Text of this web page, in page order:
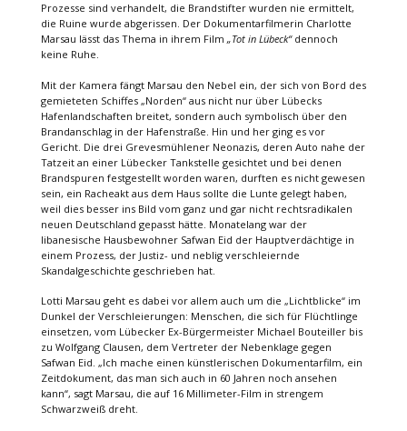
Prozesse sind verhandelt, die Brandstifter wurden nie ermittelt,
die Ruine wurde abgerissen. Der Dokumentarfilmerin Charlotte
Marsau lässt das Thema in ihrem Film „Tot in Lübeck“dennoch
keine Ruhe.
Mit der Kamera fängt Marsau den Nebel ein, der sich von Bord des
gemieteten Schiffes „Norden“ aus nicht nur über Lübecks
Hafenlandschaften breitet, sondern auch symbolisch über den
Brandanschlag in der Hafenstraße. Hin und her ging es vor
Gericht. Die drei Grevesmühlener Neonazis, deren Auto nahe der
Tatzeit an einer Lübecker Tankstelle gesichtet und bei denen
Brandspuren festgestellt worden waren, durften es nicht gewesen
sein, ein Racheakt aus dem Haus sollte die Lunte gelegt haben,
weil dies besser ins Bild vom ganz und gar nicht rechtsradikalen
neuen Deutschland gepasst hätte. Monatelang war der
libanesische Hausbewohner Safwan Eid der Hauptverdächtige in
einem Prozess, der Justiz- und neblig verschleiernde
Skandalgeschichte geschrieben hat.
Lotti Marsau geht es dabei vor allem auch um die „Lichtblicke“ im
Dunkel der Verschleierungen: Menschen, die sich für Flüchtlinge
einsetzen, vom Lübecker Ex-Bürgermeister Michael Bouteiller bis
zu Wolfgang Clausen, dem Vertreter der Nebenklage gegen
Safwan Eid. „Ich mache einen künstlerischen Dokumentarfilm, ein
Zeitdokument, das man sich auch in 60 Jahren noch ansehen
kann“, sagt Marsau, die auf 16 Millimeter-Film in strengem
Schwarzweiß dreht.